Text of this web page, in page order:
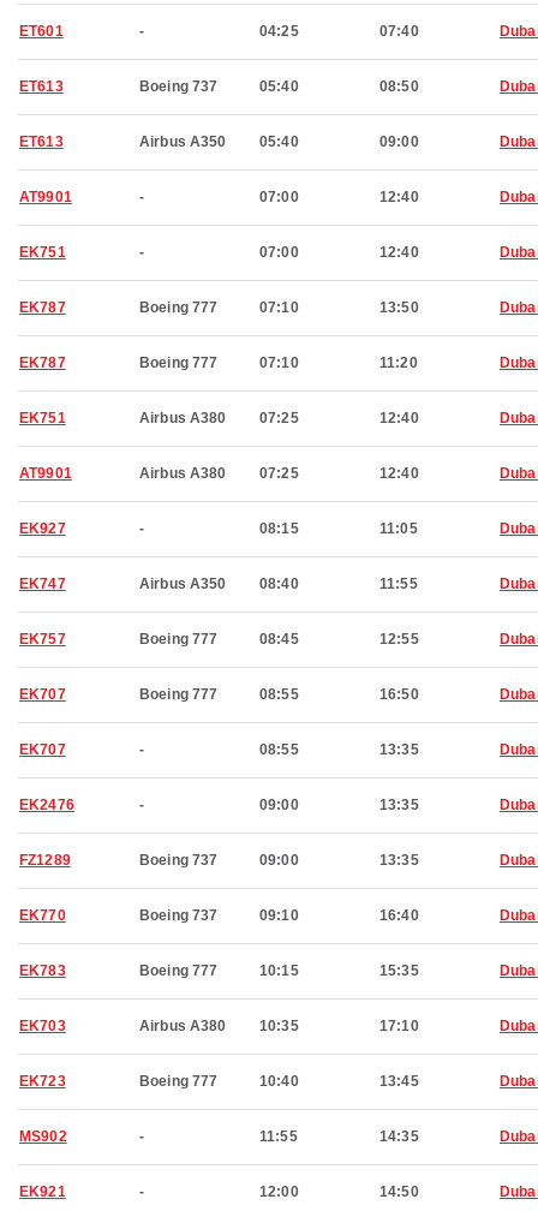
ET601 - 04:25 07:40
ET613 Boeing 737 05:40 08:50
ET613 Airbus A350 05:40 09:00
AT9901 - 07:00 12:40
EK751 - 07:00 12:40
EK787 Boeing 777 07:10 13:50
EK787 Boeing 777 07:10 11:20
EK751 Airbus A380 07:25 12:40
AT9901 Airbus A380 07:25 12:40
EK927 - 08:15 11:05
EK747 Airbus A350 08:40 11:55
EK757 Boeing 777 08:45 12:55
EK707 Boeing 777 08:55 16:50
EK707 - 08:55 13:35
EK2476 - 09:00 13:35
FZ1289 Boeing 737 09:00 13:35
EK770 Boeing 737 09:10 16:40
EK783 Boeing 777 10:15 15:35
EK703 Airbus A380 10:35 17:10
EK723 Boeing 777 10:40 13:45
MS902 - 11:55 14:35
EK921 - 12:00 14:50